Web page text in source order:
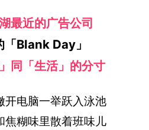
最近的广告公司
「Blank Day」
同「生活」的分寸
开电脑一举跃入泳池
焦糊味里散着班味儿